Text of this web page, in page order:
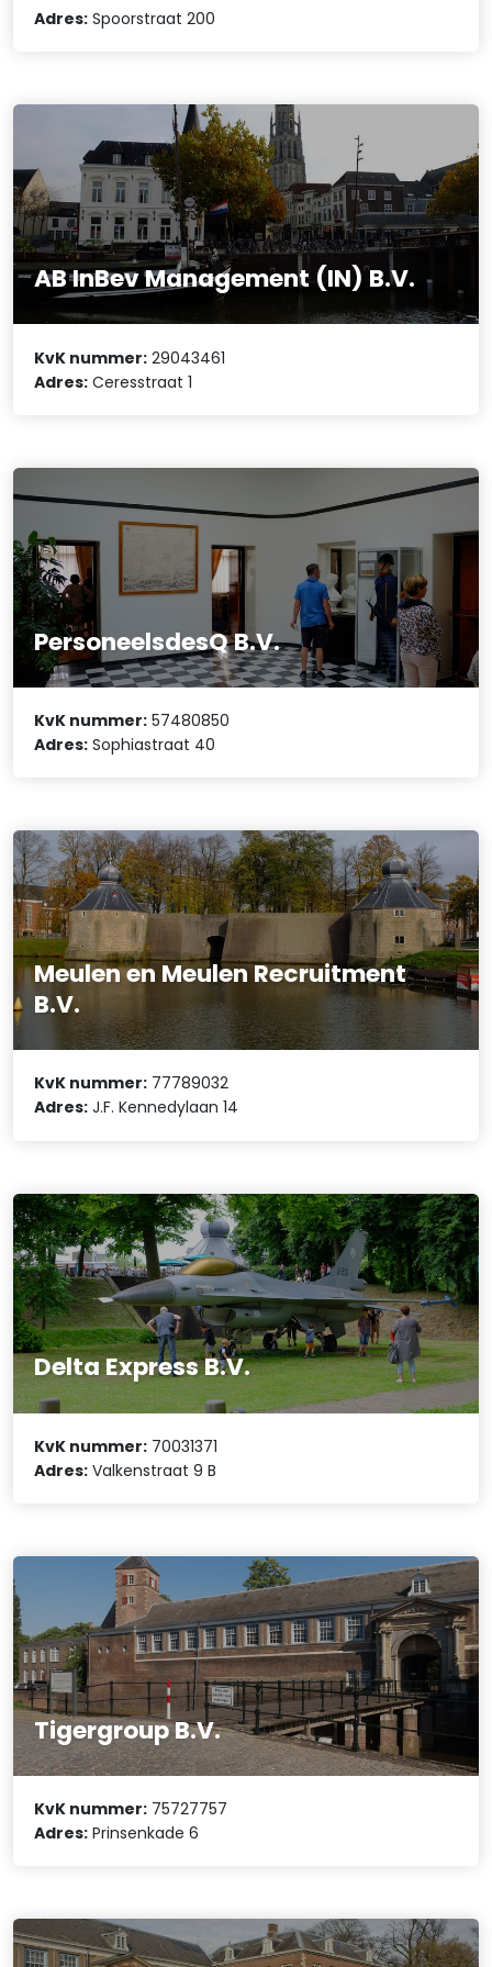
Adres: Spoorstraat 200
AB InBev Management (IN) B.V.
KvK nummer: 29043461
Adres: Ceresstraat 1
PersoneelsdesQ B.V.
KvK nummer: 57480850
Adres: Sophiastraat 40
Meulen en Meulen Recruitment
B.V.
KvK nummer: 77789032
Adres: J.F. Kennedylaan 14
Delta Express B.V.
KvK nummer: 70031371
Adres: Valkenstraat 9 B
Tigergroup B.V.
KvK nummer: 75727757
Adres: Prinsenkade 6